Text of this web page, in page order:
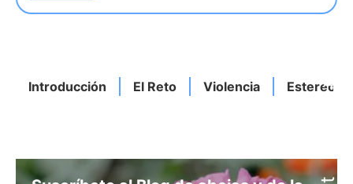
Introducción El Reto Violencia